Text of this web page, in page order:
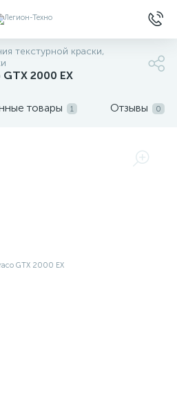
текстурной краски,
2000 EX
товары 1 Отзывы 0